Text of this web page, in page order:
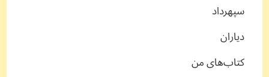
سپهرداد
دیاران
کتاب‌های من